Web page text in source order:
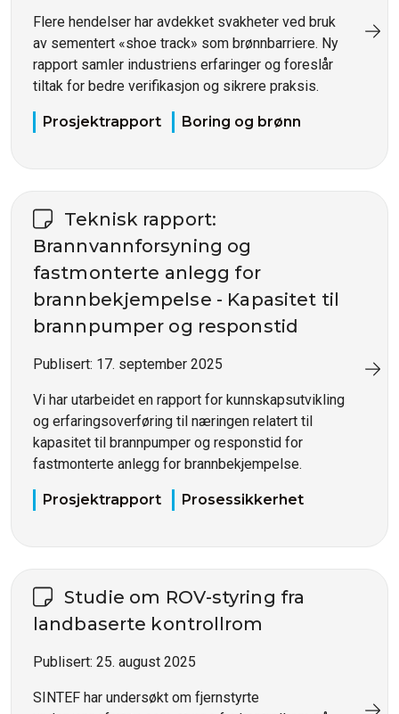
Flere hendelser har avdekket svakheter ved bruk
av sementert «shoe track» som brønnbarriere. Ny
rapport samler industriens erfaringer og foreslår
tiltak for bedre verifikasjon og sikrere praksis.
Prosjektrapport Boring og brønn
Teknisk rapport:
Brannvannforsyning og
fastmonterte anlegg for
brannbekjempelse - Kapasitet til
brannpumper og responstid
Publisert: 17. september 2025
Vi har utarbeidet en rapport for kunnskapsutvikling
og erfaringsoverføring til næringen relatert til
kapasitet til brannpumper og responstid for
fastmonterte anlegg for brannbekjempelse.
Prosjektrapport Prosessikkerhet
Studie om ROV-styring fra
landbaserte kontrollrom
Publisert: 25. august 2025
SINTEF har undersøkt om fjernstyrte